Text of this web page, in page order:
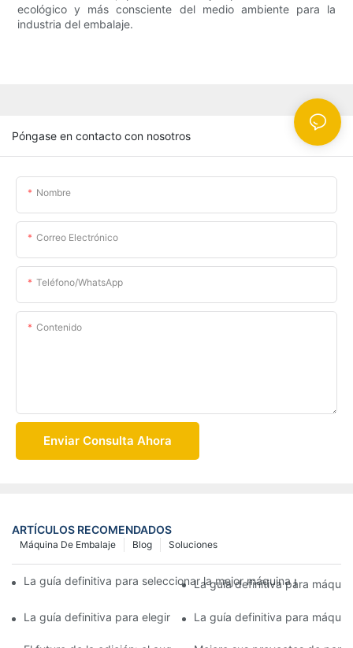
ecológico y más consciente del medio ambiente para la
industria del embalaje.
Póngase en contacto con nosotros
Nombre
Correo Electrónico
Teléfono/WhatsApp
Contenido
Enviar Consulta Ahora
ARTÍCULOS RECOMENDADOS
Soluciones
Blog
Máquina De Embalaje
La guía definitiva para seleccionar la mejor máquina para
La guía definitiva para
La guía definitiva para elegir la máquina para fabricar tapas
La guía definitiva para